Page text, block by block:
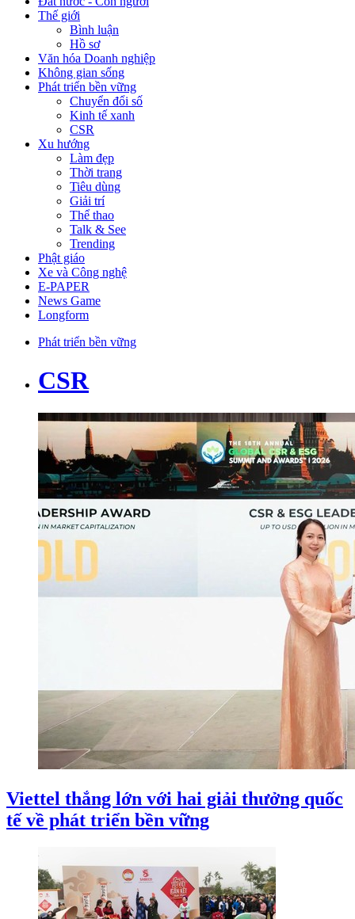
Thế giới
Bình luận
Hồ sơ
Văn hóa Doanh nghiệp
Không gian sống
Phát triển bền vững
Chuyển đổi số
Kinh tế xanh
CSR
Xu hướng
Làm đẹp
Thời trang
Tiêu dùng
Giải trí
Thể thao
Talk & See
Trending
Phật giáo
Xe và Công nghệ
E-PAPER
News Game
Longform
Phát triển bền vững
CSR
Viettel thắng lớn với hai giải thưởng quốc
tế về phát triển bền vững